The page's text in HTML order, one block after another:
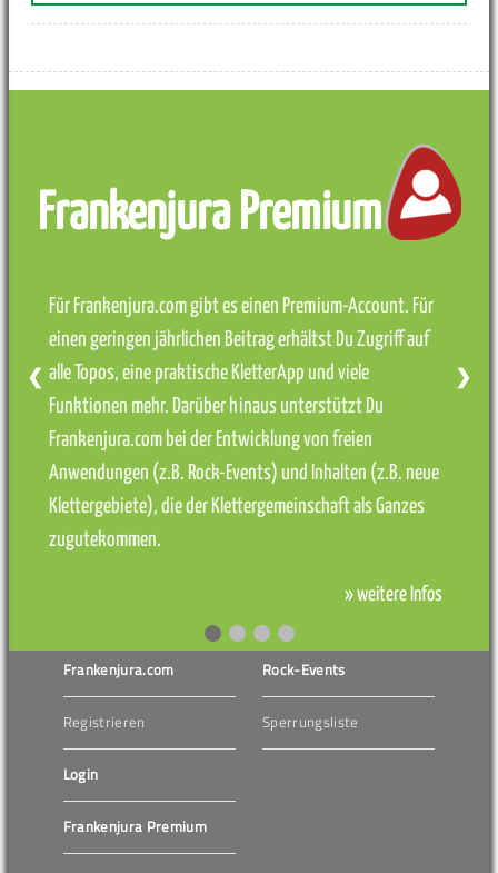
Frankenjura Premium
Für Frankenjura.com gibt es einen Premium-Account. Für
einen geringen jährlichen Beitrag erhältst Du Zugriff auf
alle Topos, eine praktische KletterApp und viele
Funktionen mehr. Darüber hinaus unterstützt Du
Frankenjura.com bei der Entwicklung von freien
Anwendungen (z.B. Rock-Events) und Inhalten (z.B. neue
Klettergebiete), die der Klettergemeinschaft als Ganzes
zugutekommen.
» weitere Infos
❮ ❯
Frankenjura.com
Registrieren
Login
Frankenjura Premium
Rock-Events
Sperrungsliste